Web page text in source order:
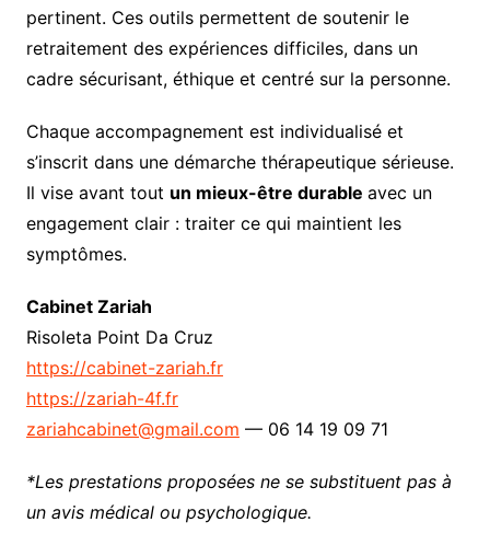
pertinent. Ces outils permettent de soutenir le
retraitement des expériences difficiles, dans un
cadre sécurisant, éthique et centré sur la personne.
Chaque accompagnement est individualisé et
s’inscrit dans une démarche thérapeutique sérieuse.
Il vise avant tout un mieux-être durable avec un
engagement clair : traiter ce qui maintient les
symptômes.
Cabinet Zariah
Risoleta Point Da Cruz
https://cabinet-zariah.fr
https://zariah-4f.fr
zariahcabinet@gmail.com — 06 14 19 09 71
*Les prestations proposées ne se substituent pas à
un avis médical ou psychologique.